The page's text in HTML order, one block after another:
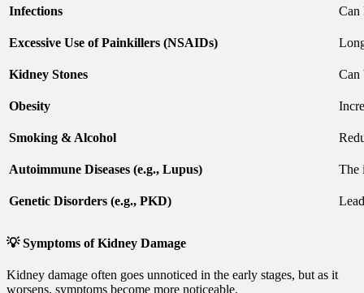
Infections Can
Excessive Use of Painkillers (NSAIDs)
Kidney Stones Can
Obesity
Smoking & Alcohol
Autoimmune Diseases (e.g., Lupus) The
Genetic Disorders (e.g., PKD)
💡Symptoms of Kidney Damage
Kidney damage often goes unnoticed in the early stages, but as it
worsens, symptoms become more noticeable.